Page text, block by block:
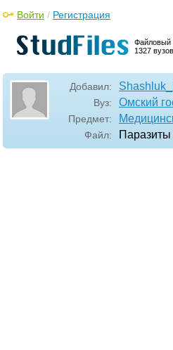
Файловый
1327
Войти / Регистрация
Добавил:
Вуз: Омский
Предмет:
Файл: Паразиты